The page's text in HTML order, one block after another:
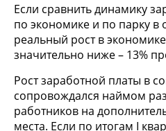
Если сравнить динамику
по экономике и по парку в
реальный рост в
значительно ниже – 13%
Рост заработной платы в
сопровождался наймом
работников на
места. Если по итогам I